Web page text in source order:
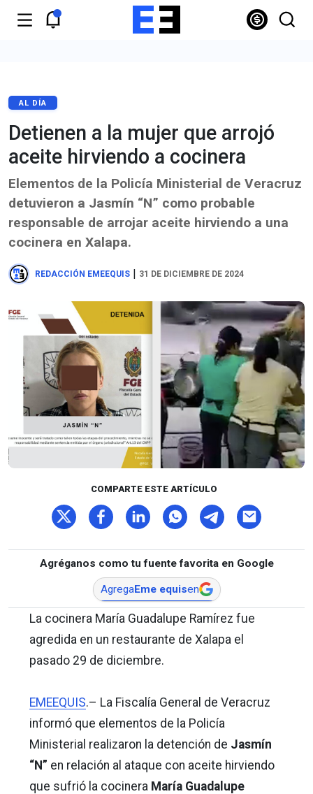
AL DÍA
Detienen a la mujer que arrojó
aceite hirviendo a cocinera
Elementos de la Policía Ministerial de Veracruz
detuvieron a Jasmín “N” como probable
responsable de arrojar aceite hirviendo a una
cocinera en Xalapa.
REDACCIÓN EMEEQUIS | 31 DE DICIEMBRE DE 2024
COMPARTE ESTE ARTÍCULO
Agréganos como tu fuente favorita en Google
AgregaEme equisen
La cocinera María Guadalupe Ramírez fue
agredida en un restaurante de Xalapa el
pasado 29 de diciembre.
EMEEQUIS.– La Fiscalía General de Veracruz
informó que elementos de la Policía
Ministerial realizaron la detención de Jasmín
“N” en relación al ataque con aceite hirviendo
que sufrió la cocinera María Guadalupe